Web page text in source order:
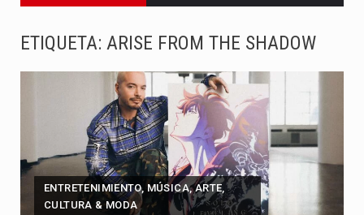
ETIQUETA: ARISE FROM THE SHADOW
ENTRETENIMIENTO, MÚSICA, ARTE,
CULTURA & MODA